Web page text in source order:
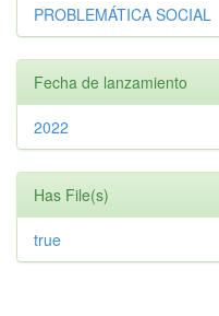
PROBLEMÁTICA SOCIAL
Fecha de lanzamiento
2022
Has File(s)
true